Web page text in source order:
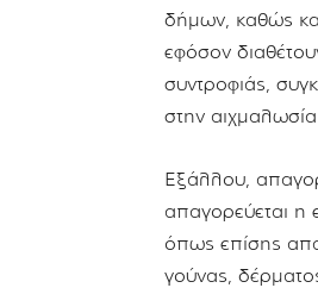
δήμων, καθώς
εφόσον
συντροφιάς,
στην
Εξάλλου,
απαγορεύεται η
όπως επίσης
γούνας,